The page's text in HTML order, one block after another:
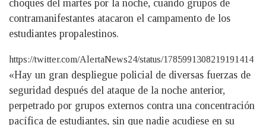
choques del martes por la noche, cuando grupos de
contramanifestantes atacaron el campamento de los
estudiantes propalestinos.
https://twitter.com/AlertaNews24/status/1785991308219191414
«Hay un gran despliegue policial de diversas fuerzas de
seguridad después del ataque de la noche anterior,
perpetrado por grupos externos contra una concentración
pacífica de estudiantes, sin que nadie acudiese en su